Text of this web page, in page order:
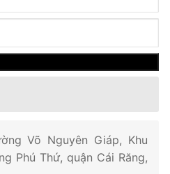
Võ Nguyên Giáp, Khu
Phú Thứ, quận Cái Răng,